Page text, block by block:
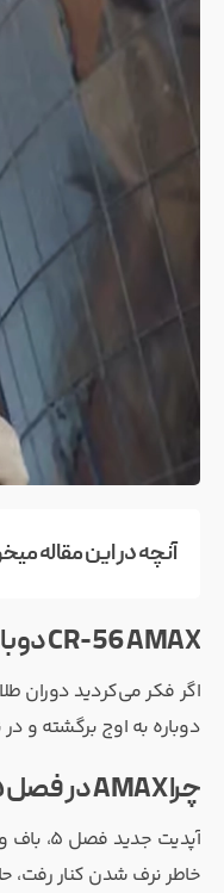
آنچه در این مقاله
CR-56 AMAX دوباره برگشته؛ پادشاه جدید در نبردهای دوربرد وارزون
دوباره به اوج برگشته و
چرا AMAX در فصل ۵ اینقدر خطرناک شده؟
خاطر نرف شدن کنار رفت،